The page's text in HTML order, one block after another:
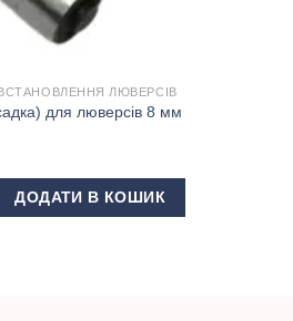
ЛЮВЕРСІВ
для люверсів 8 мм
для люверсів 8 мм (КИТАЙ)
ДОДАТИ В КОШИК